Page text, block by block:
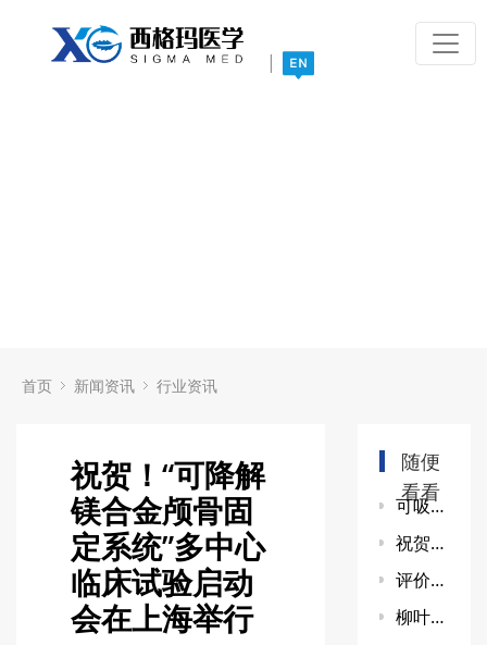
|
首页 新闻资讯 行业资讯
祝贺！“可降解
镁合金颅骨固
定系统”多中心
临床试验启动
会在上海举行
随便
看看
可吸收镁口腔膜临床试验技术研讨会
祝贺！锦波生物开启毛发增量临床研究
评价透明质酸钠纠正静态额部皱纹的安全性和有效性的前瞻性、多中心、随机研究
柳叶刀国内首款髋关节置换手术机器人获批FDA上市